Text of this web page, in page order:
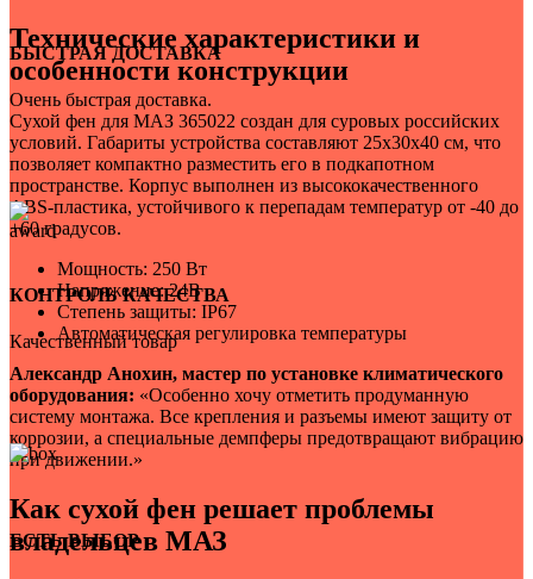
1
Для Форд Транзит
1
Для Фотон
1
Для внедорожников
Для микроавтобусов
1
Технические характеристики и
особенности конструкции
Сухой фен для МАЗ 365022 создан для суровых российских
условий. Габариты устройства составляют 25х30х40 см, что
позволяет компактно разместить его в подкапотном
пространстве. Корпус выполнен из высококачественного
ABS-пластика, устойчивого к перепадам температур от -40 до
+60 градусов.
Мощность: 250 Вт
Напряжение: 24В
Степень защиты: IP67
Автоматическая регулировка температуры
Александр Анохин, мастер по установке климатического
оборудования: «Особенно хочу отметить продуманную
систему монтажа. Все крепления и разъемы имеют защиту от
коррозии, а специальные демпферы предотвращают вибрацию
при движении.»
Как сухой фен решает проблемы
владельцев МАЗ
БЫСТРАЯ ДОСТАВКА
Очень быстрая доставка.
КОНТРОЛЬ КАЧЕСТВА
Качественный товар
ЕСТЬ ВЫБОР